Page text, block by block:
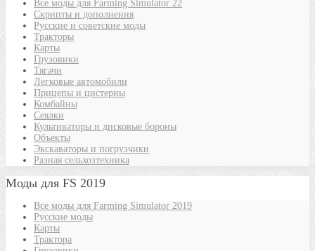
Все моды для Farming Simulator 22
Скрипты и дополнения
Русские и советские моды
Тракторы
Карты
Грузовики
Тягачи
Легковые автомобили
Прицепы и цистерны
Комбайны
Сеялки
Культиваторы и дисковые бороны
Объекты
Экскаваторы и погрузчики
Разная сельхозтехника
Моды для FS 2019
Все моды для Farming Simulator 2019
Русские моды
Карты
Трактора